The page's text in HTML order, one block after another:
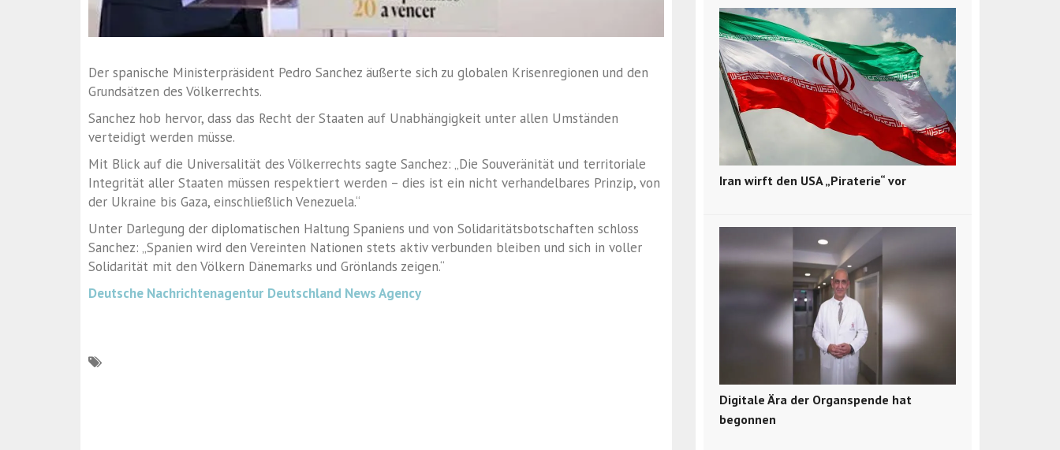
Der spanische Ministerpräsident Pedro Sanchez äußerte sich zu globalen Krisenregionen und den
Grundsätzen des Völkerrechts.
Sanchez hob hervor, dass das Recht der Staaten auf Unabhängigkeit unter allen Umständen
verteidigt werden müsse.
Mit Blick auf die Universalität des Völkerrechts sagte Sanchez: „Die Souveränität und territoriale
Integrität aller Staaten müssen respektiert werden – dies ist ein nicht verhandelbares Prinzip, von
der Ukraine bis Gaza, einschließlich Venezuela.“
Unter Darlegung der diplomatischen Haltung Spaniens und von Solidaritätsbotschaften schloss
Sanchez: „Spanien wird den Vereinten Nationen stets aktiv verbunden bleiben und sich in voller
Solidarität mit den Völkern Dänemarks und Grönlands zeigen.“
Deutsche Nachrichtenagentur Deutschland News Agency
Iran wirft den USA „Piraterie“ vor
Digitale Ära der Organspende hat
begonnen